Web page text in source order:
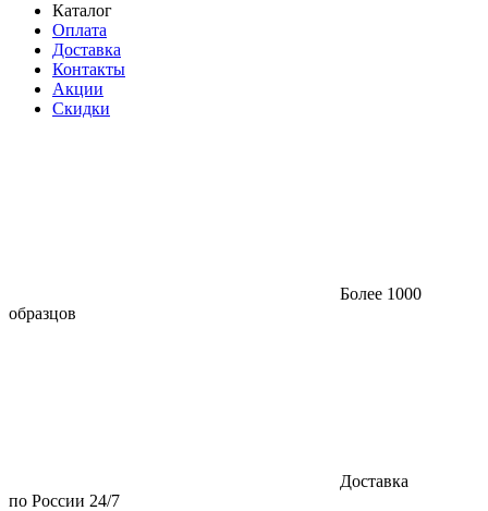
Каталог
Оплата
Доставка
Контакты
Акции
Скидки
Более 1000
образцов
Доставка
по России 24/7